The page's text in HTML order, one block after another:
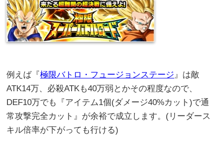
例えば『極限バトロ・フュージョンステージ 』は敵
ATK14万、必殺ATKも40万弱とかその程度なので、
DEF10万でも『アイテム1個(ダメージ40%カット)で通
常攻撃完全カット』が余裕で成立します。(リーダース
キル倍率が下がっても行ける)